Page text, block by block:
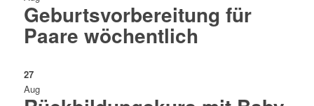
Geburtsvorbereitung für
Paare wöchentlich
27
Aug